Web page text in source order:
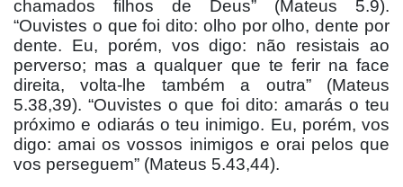
chamados filhos de Deus” (Mateus 5.9).
“Ouvistes o que foi dito: olho por olho, dente por
dente. Eu, porém, vos digo: não resistais ao
perverso; mas a qualquer que te ferir na face
direita, volta-lhe também a outra” (Mateus
5.38,39). “Ouvistes o que foi dito: amarás o teu
próximo e odiarás o teu inimigo. Eu, porém, vos
digo: amai os vossos inimigos e orai pelos que
vos perseguem” (Mateus 5.43,44).